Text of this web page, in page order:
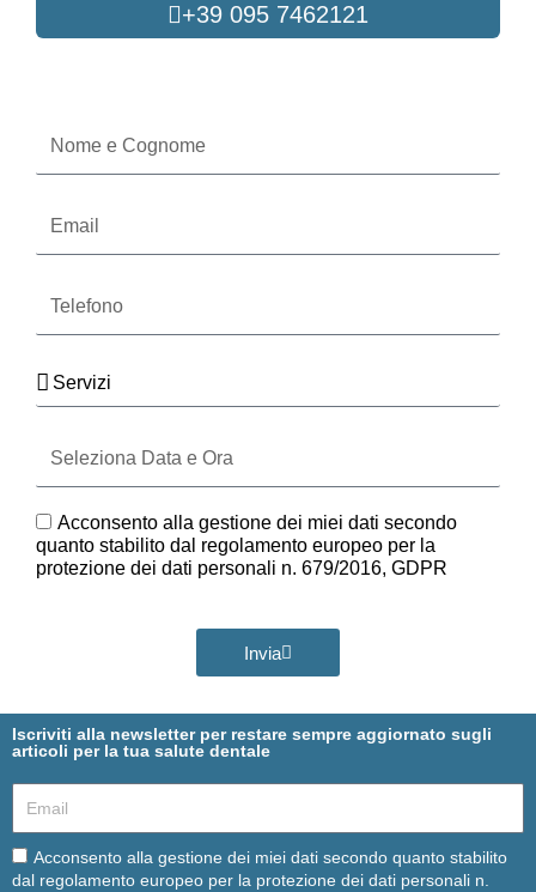
+39 095 7462121
Cognome
Servizi
Data
e
GDPR
Acconsento alla gestione dei miei dati secondo
quanto stabilito dal regolamento europeo per la
protezione dei dati personali n. 679/2016, GDPR
Invia
Iscriviti alla newsletter per restare sempre aggiornato sugli
articoli per la tua salute dentale
Email
Email
Acconsento alla gestione dei miei dati secondo quanto stabilito
dal regolamento europeo per la protezione dei dati personali n.